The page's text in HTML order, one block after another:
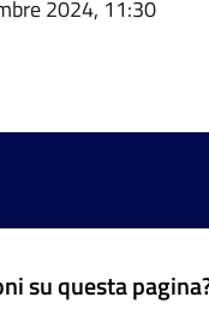
2024, 11:30
su questa